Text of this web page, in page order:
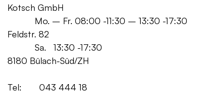
Kotsch GmbH
Mo. – Fr. 08:00 -11:30 – 13:30 -17:30
Feldstr. 82
Sa. 13:30 -17:30
8180 Bülach-Süd/ZH
Tel: 043 444 18